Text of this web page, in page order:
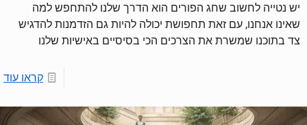
יש נטייה לחשוב שחג הפורים הוא הדרך שלנו להתחפש למה
שאינו אנחנו, עם זאת תחפושת יכולה להיות גם הזדמנות להדגיש
צד בתוכנו שמשרת את הצרכים הכי בסיסיים באישיות שלנו
קראו עוד